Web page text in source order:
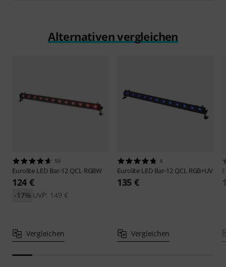
Alternativen vergleichen
50
Eurolite LED Bar-12 QCL RGBW
124 €
UVP: 149 €
-17%
Vergleichen
4
Eurolite LED Bar-12 QCL RGB+UV
135 €
Vergleichen